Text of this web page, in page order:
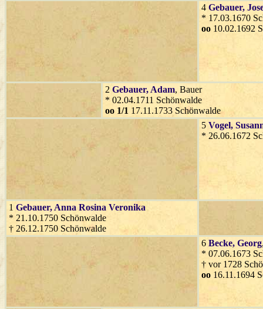
4 Gebauer,
* 17.03.1670
oo 10.02.1692
2 Gebauer, Adam, Bauer
* 02.04.1711 Schönwalde
oo 1/1 17.11.1733 Schönwalde
5 Vogel,
* 26.06.1672
1 Gebauer, Anna Rosina Veronika
* 21.10.1750 Schönwalde
† 26.12.1750 Schönwalde
6 Becke, Georg
* 07.06.1673
† vor 1728
oo 16.11.1694